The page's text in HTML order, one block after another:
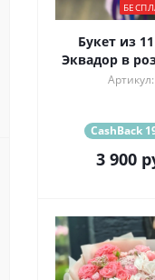
Букет из
Эквадор в
CashBack
3 900